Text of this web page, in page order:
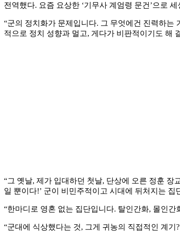
전역했다. 요즘 요상한 ‘기무사 계엄령 문건’으로
“군의 정치화가 문제입니다. 그 무엇에건 진력하는
적으로 정치 성향과 멀고, 게다가 비판적이기도 해
“그 옛날, 제가 입대하던 첫날, 단상에 오른 정훈 장
일 뿐이다!’ 군이 비민주적이고 시대에 뒤처지는
“한마디로 영혼 없는 집단입니다. 탈인간화, 몰인간
“군대에 식상했다는 것, 그게 귀농의 직접적인 계기